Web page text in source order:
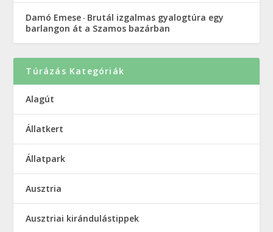
Damó Emese- Brutál izgalmas gyalogtúra egy
barlangon át a Szamos bazárban
Túrázás Kategóriák
Alagút
Állatkert
Állatpark
Ausztria
Ausztriai kirándulástippek